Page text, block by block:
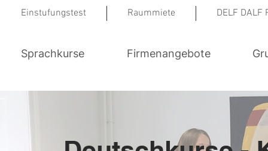
Sprachkurse Firmenangebote
Einstufungstest Raummiete DELF